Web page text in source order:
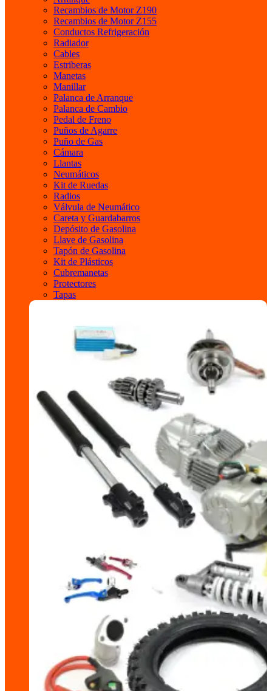
Recambios de Motor Z190
Recambios de Motor Z155
Conductos Refrigeración
Radiador
Cables
Estriberas
Manetas
Manillar
Palanca de Arranque
Palanca de Cambio
Pedal de Freno
Puños de Agarre
Puño de Gas
Cámara
Llantas
Neumáticos
Kit de Ruedas
Radios
Válvula de Neumático
Careta y Guardabarros
Depósito de Gasolina
Llave de Gasolina
Tapón de Gasolina
Kit de Plásticos
Cubremanetas
Protectores
Tapas